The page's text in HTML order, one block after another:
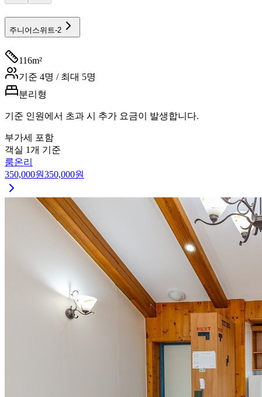
주니어스위트-2
116m²
기준 4명 / 최대 5명
분리형
기준 인원에서 초과 시 추가 요금이 발생합니다.
부가세 포함
객실 1개 기준
룸온리
350,000원350,000원